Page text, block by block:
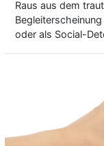
Raus aus dem
oder als Social-